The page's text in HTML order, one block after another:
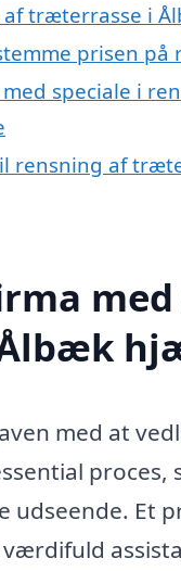
træterrasse i
prisen
speciale i
rensning af
med at
udseende. Et